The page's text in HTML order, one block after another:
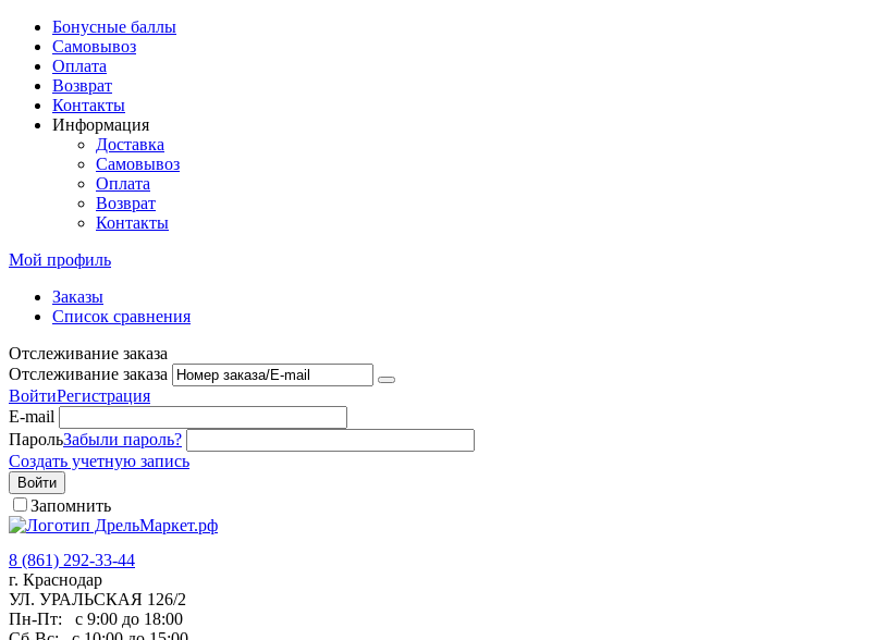
Бонусные баллы
Самовывоз
Оплата
Возврат
Контакты
Информация
Доставка
Самовывоз
Оплата
Возврат
Контакты
Мой профиль
Заказы
Список сравнения
Отслеживание заказа
Отслеживание заказа
ВойтиРегистрация
E-mail
ПарольЗабыли пароль?
Создать учетную запись
Войти
Запомнить
8 (861) 292-33-44
г. Краснодар
УЛ. УРАЛЬСКАЯ 126/2
Пн-Пт:
с 9:00 до 18:00